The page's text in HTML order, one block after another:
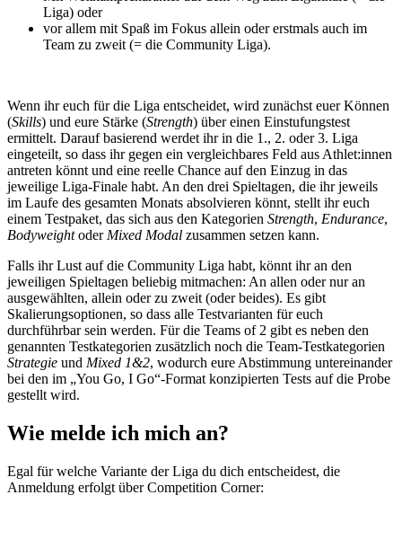
Liga) oder
vor allem mit Spaß im Fokus allein oder erstmals auch im
Team zu zweit (= die Community Liga).
Wenn ihr euch für die Liga entscheidet, wird zunächst euer Können
(Skills) und eure Stärke (Strength) über einen Einstufungstest
ermittelt. Darauf basierend werdet ihr in die 1., 2. oder 3. Liga
eingeteilt, so dass ihr gegen ein vergleichbares Feld aus Athlet:innen
antreten könnt und eine reelle Chance auf den Einzug in das
jeweilige Liga-Finale habt. An den drei Spieltagen, die ihr jeweils
im Laufe des gesamten Monats absolvieren könnt, stellt ihr euch
einem Testpaket, das sich aus den Kategorien Strength, Endurance,
Bodyweightoder Mixed Modal zusammen setzen kann.
Falls ihr Lust auf die Community Liga habt, könnt ihr an den
jeweiligen Spieltagen beliebig mitmachen: An allen oder nur an
ausgewählten, allein oder zu zweit (oder beides). Es gibt
Skalierungsoptionen, so dass alle Testvarianten für euch
durchführbar sein werden. Für die Teams of 2 gibt es neben den
genannten Testkategorien zusätzlich noch die Team-Testkategorien
Strategie und Mixed 1&2, wodurch eure Abstimmung untereinander
bei den im „You Go, I Go“-Format konzipierten Tests auf die Probe
gestellt wird.
Wie melde ich mich an?
Egal für welche Variante der Liga du dich entscheidest, die
Anmeldung erfolgt über Competition Corner: